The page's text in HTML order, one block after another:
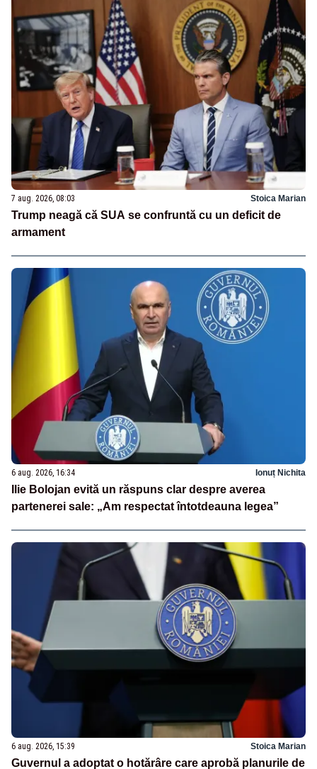
7 aug. 2026, 08:03 Stoica Marian
Trump neagă că SUA se confruntă cu un deficit de
armament
6 aug. 2026, 16:34 Ionuț Nichita
Ilie Bolojan evită un răspuns clar despre averea
partenerei sale: „Am respectat întotdeauna legea”
6 aug. 2026, 15:39 Stoica Marian
Guvernul a adoptat o hotărâre care aprobă planurile de